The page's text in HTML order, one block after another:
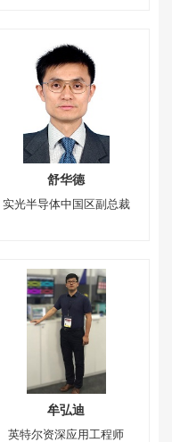
舒华德
实光半导体中国区副总裁
牟弘迪
英特尔资深应用工程师